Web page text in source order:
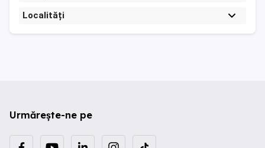
Localități
Urmărește-ne pe